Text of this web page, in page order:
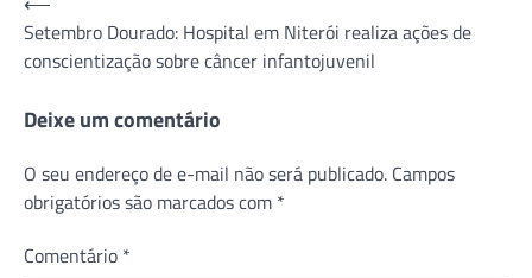
de
Post
Setembro Dourado: Hospital em Niterói realiza ações de
conscientização sobre câncer infantojuvenil
Deixe um comentário
O seu endereço de e-mail não será publicado. Campos
obrigatórios são marcados com *
Comentário *